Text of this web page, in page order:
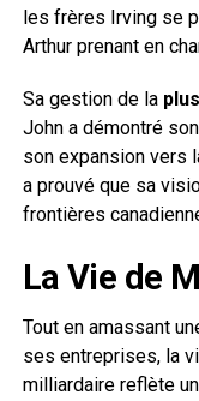
les frères Irving se
Arthur prenant en
Sa gestion de la
John a démontré
son expansion vers
a prouvé que sa
frontières
La Vie de
Tout en amassant
ses entreprises, la
milliardaire reflète